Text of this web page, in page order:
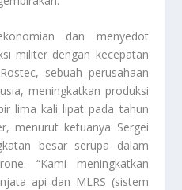
dan menyedot
militer dengan kecepatan
sebuah perusahaan
meningkatkan produksi
lima kali lipat pada tahun
menurut ketuanya Sergei
besar serupa dalam
“Kami meningkatkan
api dan MLRS (sistem